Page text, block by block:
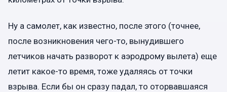
Ну а самолет, как известно, после этого (точнее,
после возникновения чего-то, вынудившего
летчиков начать разворот к аэродрому вылета) еще
летит какое-то время, тоже удаляясь от точки
взрыва. Если бы он сразу падал, то оторвавшаяся